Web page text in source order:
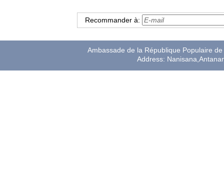
Recommander à:
Ambassade de la République Populaire
Address: